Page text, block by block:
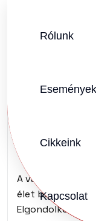
Rólunk
Események
Cikkeink
Kapcsolat
2019.05.11.
A válság a
élet bármely
Elgondolkodtató